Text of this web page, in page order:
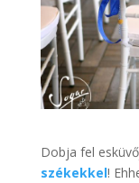
Dobja fel
székekkel!